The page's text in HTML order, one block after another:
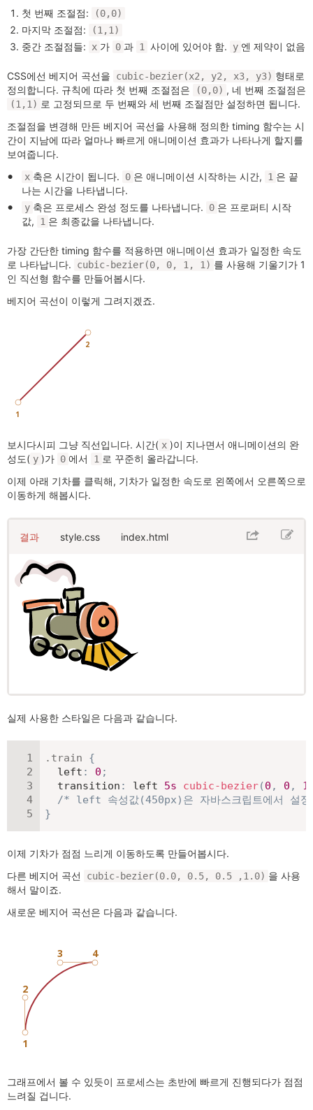
첫 번째 조절점:
(0,0)
마지막 조절점: (1,1)
중간 조절점들: x 가 0 과 1 사이에 있어야 함. y 엔 제약이 없음
CSS에선 베지어 곡선을 cubic-bezier(x2, y2, x3, y3) 형태로
정의합니다. 규칙에 따라 첫 번째 조절점은
(0,0) , 네 번째 조절점은
(1,1) 로 고정되므로 두 번째와 세 번째 조절점만 설정하면 됩니다.
조절점을 변경해 만든 베지어 곡선을 사용해 정의한 timing 함수는 시
간이 지남에 따라 얼마나 빠르게 애니메이션 효과가 나타나게 할지를
보여줍니다.
x 축은 시간이 됩니다. 0 은 애니메이션 시작하는 시간, 1 은 끝
나는 시간을 나타냅니다.
y 축은 프로세스 완성 정도를 나타냅니다. 0 은 프로퍼티 시작
값,
1 은 최종값을 나타냅니다.
가장 간단한 timing 함수를 적용하면 애니메이션 효과가 일정한 속도
로 나타납니다.
cubic-bezier(0, 0, 1, 1) 를 사용해 기울기가 1
인 직선형 함수를 만들어봅시다.
베지어 곡선이 이렇게 그려지겠죠.
보시다시피 그냥 직선입니다. 시간( x )이 지나면서 애니메이션의 완
성도( y )가 0 에서 1 로 꾸준히 올라갑니다.
이제 아래 기차를 클릭해, 기차가 일정한 속도로 왼쪽에서 오른쪽으로
이동하게 해봅시다.
결과 style.css index.html
실제 사용한 스타일은 다음과 같습니다.
.train
{
left : 0 ;
transition : left 5s cubic-bezier(0 , 0 , 1
/* left 속성값(450px)은 자바스크립트에서 설
}
이제 기차가 점점 느리게 이동하도록 만들어봅시다.
다른 베지어 곡선
cubic-bezier(0.0, 0.5, 0.5 ,1.0) 을 사용
해서 말이죠.
새로운 베지어 곡선은 다음과 같습니다.
그래프에서 볼 수 있듯이 프로세스는 초반에 빠르게 진행되다가 점점
느려질 겁니다.